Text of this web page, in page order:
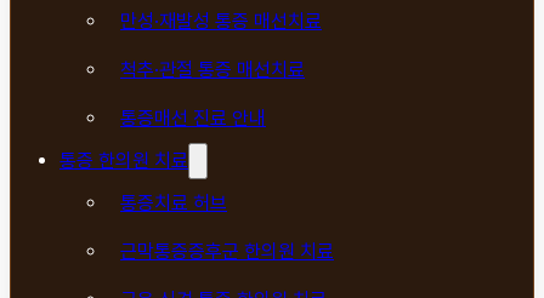
만성·재발성 통증 매선치료
척추·관절 통증 매선치료
통증매선 진료 안내
통증 한의원 치료
통증치료 허브
근막통증증후군 한의원 치료